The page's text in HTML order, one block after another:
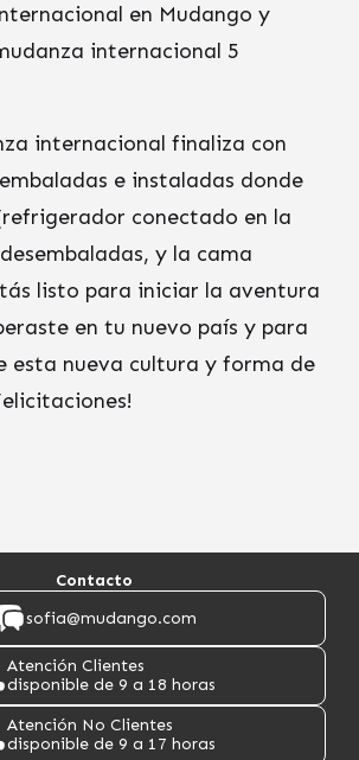
en Mudango y
internacional 5
internacional finaliza con
e instaladas donde
conectado en la
y la cama
listo para iniciar la aventura
en tu nuevo país y para
esta nueva cultura y forma de
Contacto
sofia@mudango.com
Atención Clientes
disponible de 9 a 18 horas
Atención No Clientes
disponible de 9 a 17 horas